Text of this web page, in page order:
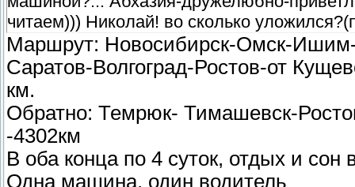
читаем))) Николай! во сколько
Маршрут: Новосибирск-Омск-
Саратов-Волгоград-Ростов-от
км.
Обратно: Темрюк- Тимашевск-
-4302км
В оба конца по 4 суток, отдых и сон
Одна машина, один водитель